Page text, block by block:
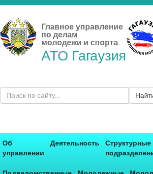
Главное управление
по делам
молодежи и спорта
АТО Гагаузия
Об
управлении
Деятельность
Структурные